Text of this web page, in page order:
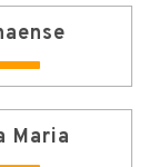
Maria